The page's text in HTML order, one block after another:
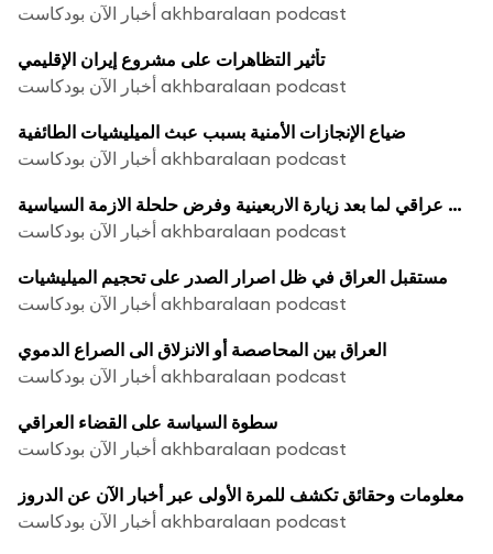
أخبار الآن بودكاست akhbaralaan podcast
تأثير التظاهرات على مشروع إيران الإقليمي
أخبار الآن بودكاست akhbaralaan podcast
ضياع الإنجازات الأمنية بسبب عبث الميليشيات الطائفية
أخبار الآن بودكاست akhbaralaan podcast
ترقب عراقي لما بعد زيارة الاربعينية وفرض حلحلة الازمة السياسية
أخبار الآن بودكاست akhbaralaan podcast
مستقبل العراق في ظل اصرار الصدر على تحجيم الميليشيات
أخبار الآن بودكاست akhbaralaan podcast
العراق بين المحاصصة أو الانزلاق الى الصراع الدموي
أخبار الآن بودكاست akhbaralaan podcast
سطوة السياسة على القضاء العراقي
أخبار الآن بودكاست akhbaralaan podcast
معلومات وحقائق تكشف للمرة الأولى عبر أخبار الآن عن الدروز
أخبار الآن بودكاست akhbaralaan podcast